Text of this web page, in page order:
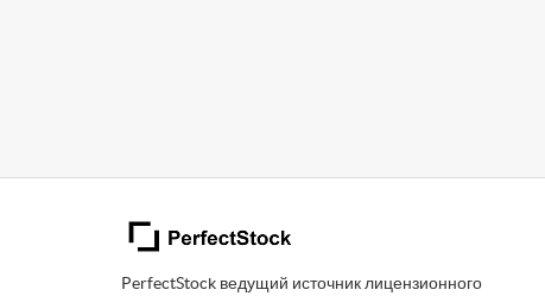
PerfectStock ведущий источник лицензионного